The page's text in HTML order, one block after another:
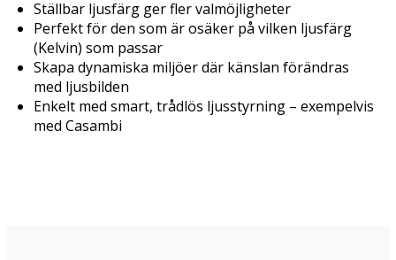
Ställbar ljusfärg ger fler valmöjligheter
Perfekt för den som är osäker på vilken ljusfärg
(Kelvin) som passar
Skapa dynamiska miljöer där känslan förändras
med ljusbilden
Enkelt med smart, trådlös ljusstyrning – exempelvis
med Casambi